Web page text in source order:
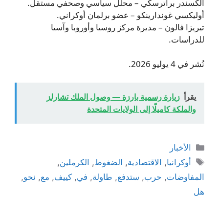
ألكسندر براترسكي – محلل سياسي وصحفي مستقل.
أوليكسي غوندارينكو – عضو برلمان أوكراني.
تيريزا فالون – مديرة مركز روسيا وأوروبا وآسيا
للدراسات.
نُشر في 4 يوليو 2026.
يقرأ زيارة رسمية بارزة — وصول الملك تشارلز
والملكة كاميلّا إلى الولايات المتحدة
التصنيفات
الأخبار
الوسوم
أوكرانيا, الاقتصادية, الضغوط, الكرملين,
المفاوضات, حرب, ستدفع, طاولة, في, كييف, مع, نحو,
هل